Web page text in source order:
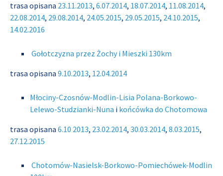
trasa opisana 23.11.2013, 6.07.2014, 18.07.2014, 11.08.2014,
22.08.2014, 29.08.2014, 24.05.2015, 29.05.2015, 24.10.2015,
14.02.2016
Gołotczyzna przez Żochy i Mieszki 130km
trasa opisana 9.10.2013, 12.04.2014
Młociny-Czosnów-Modlin-Lisia Polana-Borkowo-
Lelewo-Studzianki-Nuna i końcówka do Chotomowa
trasa opisana 6.10 2013, 23.02.2014, 30.03.2014, 8.03.2015,
27.12.2015
Chotomów-Nasielsk-Borkowo-Pomiechówek-Modlin